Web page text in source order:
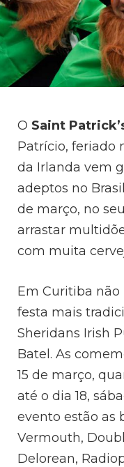
O Saint
Patrício, feriado
da Irlanda vem
adeptos no
de março, no
arrastar
com muita
Em Curitiba não
festa mais
Sheridans Irish
Batel. As
15 de março,
até o dia 18,
evento estão as
Vermouth,
Delorean,